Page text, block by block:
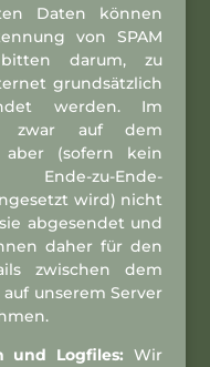
Daten können
von SPAM
darum, zu
grundsätzlich
werden. Im
zwar auf dem
aber (sofern kein
zu-Ende-
wird) nicht
abgesendet und
daher für den
zwischen dem
unserem Server
und Logfiles: Wir